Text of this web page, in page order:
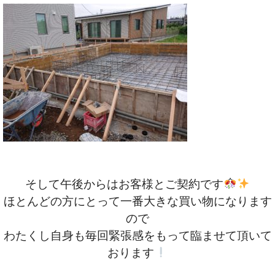
そして午後からはお客様とご契約です
ほとんどの方にとって一番大きな買い物になります
ので
わたくし自身も毎回緊張感をもって臨ませて頂いて
おります